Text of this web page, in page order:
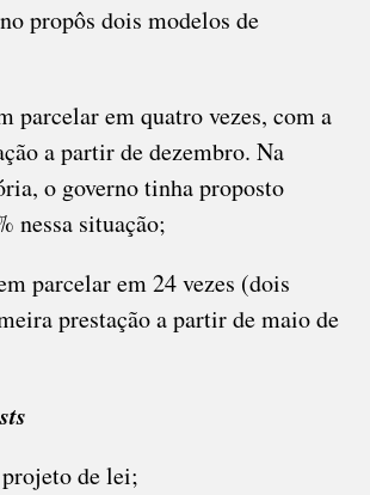
propôs dois modelos de
parcelar em quatro vezes, com a
a partir de dezembro. Na
o governo tinha proposto
nessa situação;
parcelar em 24 vezes (dois
prestação a partir de maio de
de lei;